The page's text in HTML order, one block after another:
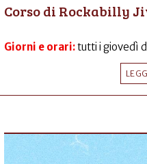
Corso di Rockabilly
Giorni e orari:tutti i giovedì